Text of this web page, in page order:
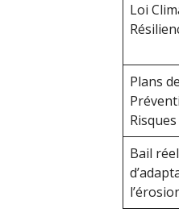
Loi
Plans de
Risques
Bail réel